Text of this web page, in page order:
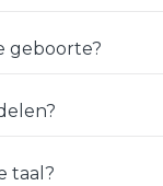
geboorte?
taal?